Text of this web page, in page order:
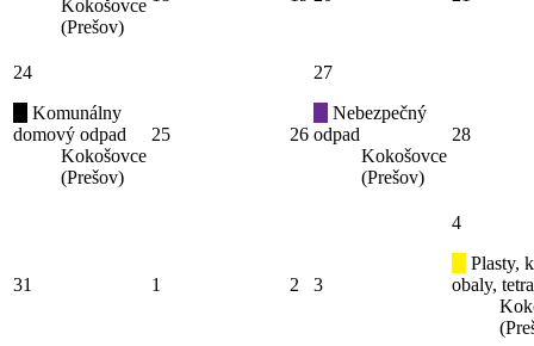
Kokošovce
(Prešov)
24
Komunálny
domový odpad
Kokošovce
(Prešov)
25 26
27
Nebezpečný
odpad
Kokošovce
(Prešov)
28
31 1 2 3
4
Plasty,
obaly,